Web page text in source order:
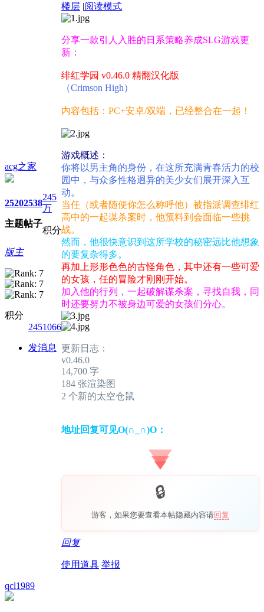
acg之家
2520
主题
2538
帖子
245
万
积分
版主
积分
2451066
发消息
楼层 |阅读模式
分享一款引人入胜的日系策略养成SLG游戏更
新：
绯红学园 v0.46.0 精翻汉化版
（Crimson High）
内容包括：PC+安卓/双端，已经整合在一起！
游戏概述：
你将以男主角的身份，在这所充满青春活力的校
园中，与众多性格迥异的美少女们展开深入互
动。
当任（或者随便你怎么称呼他）被指派调查绯红
高中的一起谋杀案时，他预料到会面临一些挑
战。
然而，他很快意识到这所学校的秘密远比他想象
的要复杂得多。
再加上形形色色的古怪角色，其中还有一些可爱
的女孩，任的冒险才刚刚开始。
加入他的行列，一起破解谋杀案，寻找自我，同
时还要努力不被身边可爱的女孩们分心。
更新日志：
v0.46.0
14,700 字
184 张渲染图
2 个新的太空仓鼠
地址回复可见O(∩_∩)O：
游客，如果您要查看本帖隐藏内容请回复
回复
使用道具 举报
qcl1989